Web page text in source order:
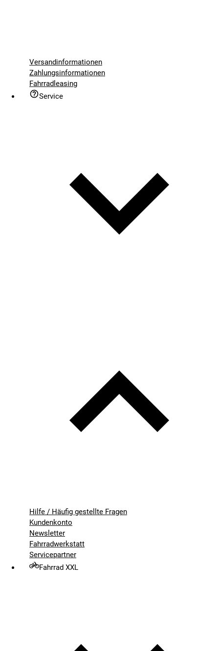
Versandinformationen
Zahlungsinformationen
Fahrradleasing
Service
Hilfe / Häufig gestellte Fragen
Kundenkonto
Newsletter
Fahrradwerkstatt
Servicepartner
Fahrrad XXL